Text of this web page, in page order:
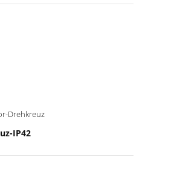
Drehkreuz
IP42